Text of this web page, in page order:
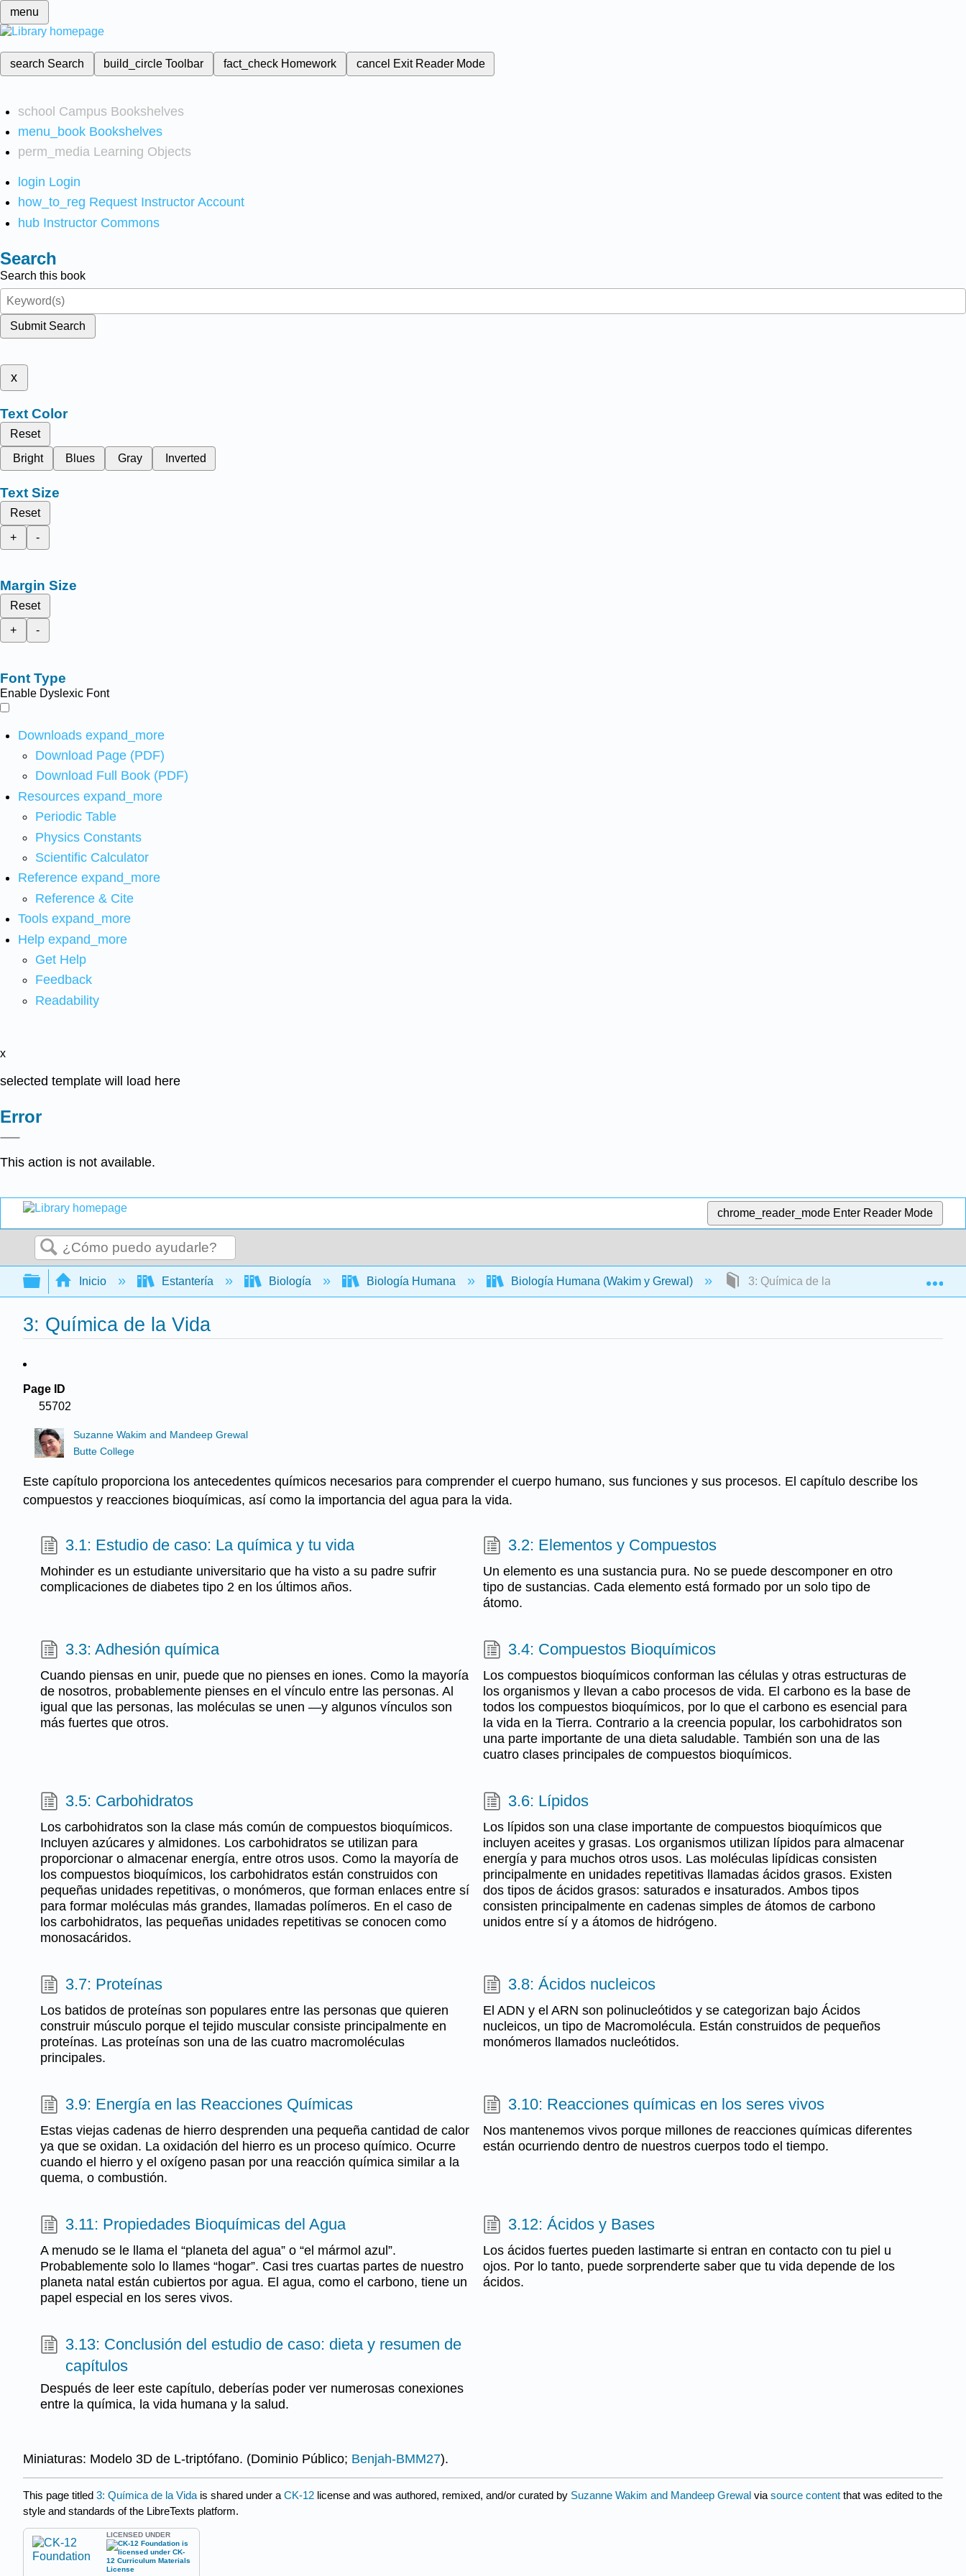
menu
search Search build_circleToolbar fact_check Homework cancel Exit Reader Mode
school Campus Bookshelves
menu_book Bookshelves
perm_media Learning Objects
login Login
how_to_reg Request Instructor Account
hub Instructor Commons
Search
Search this book
Submit Search
x
Text Color
Reset
Bright
Blues Gray Inverted
Text Size
Reset
+
-
Margin Size
Reset
+
-
Font Type
Enable Dyslexic Font
Downloads expand_more
Download Page (PDF)
Download Full Book (PDF)
Resources expand_more
Periodic Table
Physics Constants
Scientific Calculator
Reference expand_more
Reference & Cite
Tools expand_more
Help expand_more
Get Help
Feedback
Readability
x
selected template will load here
Error
This action is not available.
chrome_reader_mode Enter Reader Mode
Buscar
Expandir/contraer jerarquía global
Inicio Estantería Biología Biología Humana Biología Humana (Wakim y Grewal) 3: Química de la Vida
3: Química de la Vida
Page ID
55702
Suzanne Wakim and Mandeep Grewal
Butte College
Este capítulo proporciona los antecedentes químicos necesarios para comprender el cuerpo humano, sus funciones y sus procesos. El capítulo describe los
compuestos y reacciones bioquímicas, así como la importancia del agua para la vida.
3.1: Estudio de caso: La química y tu vida
Mohinder es un estudiante universitario que ha visto a su padre sufrir
complicaciones de diabetes tipo 2 en los últimos años.
3.2: Elementos y Compuestos
Un elemento es una sustancia pura. No se puede descomponer en otro
tipo de sustancias. Cada elemento está formado por un solo tipo de
átomo.
3.3: Adhesión química
Cuando piensas en unir, puede que no pienses en iones. Como la mayoría
de nosotros, probablemente pienses en el vínculo entre las personas. Al
igual que las personas, las moléculas se unen —y algunos vínculos son
más fuertes que otros.
3.4: Compuestos Bioquímicos
Los compuestos bioquímicos conforman las células y otras estructuras de
los organismos y llevan a cabo procesos de vida. El carbono es la base de
todos los compuestos bioquímicos, por lo que el carbono es esencial para
la vida en la Tierra. Contrario a la creencia popular, los carbohidratos son
una parte importante de una dieta saludable. También son una de las
cuatro clases principales de compuestos bioquímicos.
3.5: Carbohidratos
Los carbohidratos son la clase más común de compuestos bioquímicos.
Incluyen azúcares y almidones. Los carbohidratos se utilizan para
proporcionar o almacenar energía, entre otros usos. Como la mayoría de
los compuestos bioquímicos, los carbohidratos están construidos con
pequeñas unidades repetitivas, o monómeros, que forman enlaces entre sí
para formar moléculas más grandes, llamadas polímeros. En el caso de
los carbohidratos, las pequeñas unidades repetitivas se conocen como
monosacáridos.
3.6: Lípidos
Los lípidos son una clase importante de compuestos bioquímicos que
incluyen aceites y grasas. Los organismos utilizan lípidos para almacenar
energía y para muchos otros usos. Las moléculas lipídicas consisten
principalmente en unidades repetitivas llamadas ácidos grasos. Existen
dos tipos de ácidos grasos: saturados e insaturados. Ambos tipos
consisten principalmente en cadenas simples de átomos de carbono
unidos entre sí y a átomos de hidrógeno.
3.7: Proteínas
Los batidos de proteínas son populares entre las personas que quieren
construir músculo porque el tejido muscular consiste principalmente en
proteínas. Las proteínas son una de las cuatro macromoléculas
principales.
3.8: Ácidos nucleicos
El ADN y el ARN son polinucleótidos y se categorizan bajo Ácidos
nucleicos, un tipo de Macromolécula. Están construidos de pequeños
monómeros llamados nucleótidos.
3.9: Energía en las Reacciones Químicas
Estas viejas cadenas de hierro desprenden una pequeña cantidad de calor
ya que se oxidan. La oxidación del hierro es un proceso químico. Ocurre
cuando el hierro y el oxígeno pasan por una reacción química similar a la
quema, o combustión.
3.10: Reacciones químicas en los seres vivos
Nos mantenemos vivos porque millones de reacciones químicas diferentes
están ocurriendo dentro de nuestros cuerpos todo el tiempo.
3.11: Propiedades Bioquímicas del Agua
A menudo se le llama el “planeta del agua” o “el mármol azul”.
Probablemente solo lo llames “hogar”. Casi tres cuartas partes de nuestro
planeta natal están cubiertos por agua. El agua, como el carbono, tiene un
papel especial en los seres vivos.
3.12: Ácidos y Bases
Los ácidos fuertes pueden lastimarte si entran en contacto con tu piel u
ojos. Por lo tanto, puede sorprenderte saber que tu vida depende de los
ácidos.
3.13: Conclusión del estudio de caso: dieta y resumen de
capítulos
Después de leer este capítulo, deberías poder ver numerosas conexiones
entre la química, la vida humana y la salud.
Miniaturas: Modelo 3D de L-triptófano. (Dominio Público; Benjah-BMM27).
This page titled 3: Química de la Vida is shared under a CK-12 license and was authored, remixed, and/or curated by Suzanne Wakim and Mandeep Grewal via source content that was edited to the
style and standards of the LibreTexts platform.
LICENSED UNDER